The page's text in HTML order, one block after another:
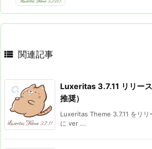
 関連記事
Luxeritas 3.7.11 リリー
推奨）
Luxeritas Theme 3.7.11 をリリ
に ver ...